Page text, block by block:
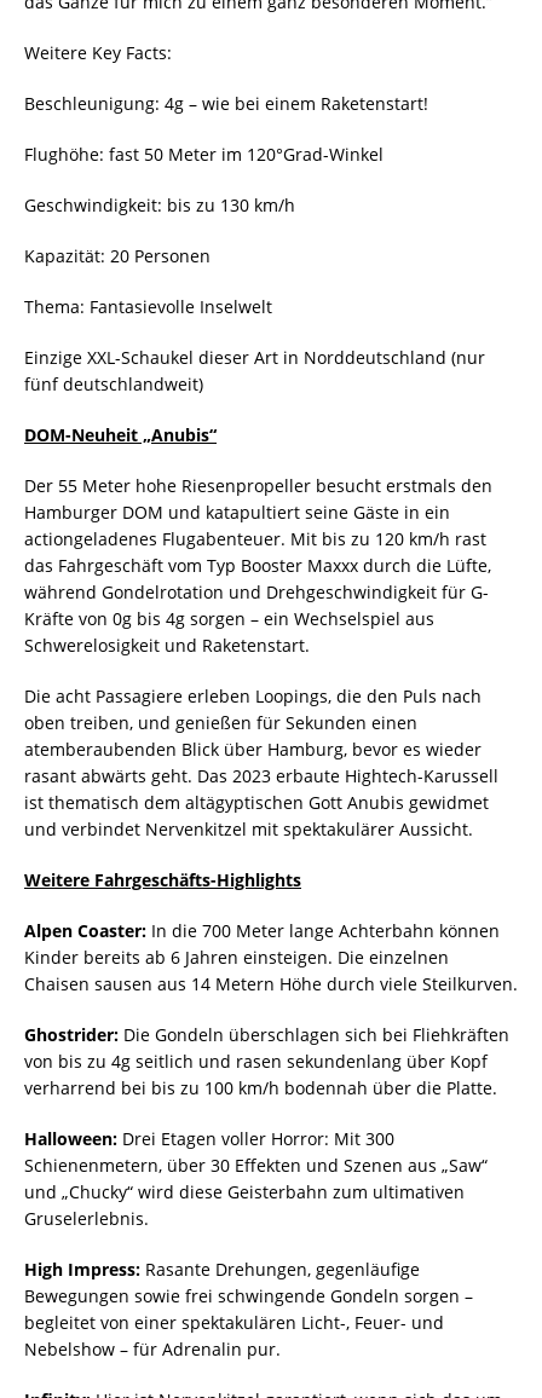
Weitere Key Facts:
Beschleunigung: 4g – wie bei einem Raketenstart!
Flughöhe: fast 50 Meter im 120°Grad-Winkel
Geschwindigkeit: bis zu 130 km/h
Kapazität: 20 Personen
Thema: Fantasievolle Inselwelt
Einzige XXL-Schaukel dieser Art in Norddeutschland (nur
fünf deutschlandweit)
DOM-Neuheit „Anubis“
Der 55 Meter hohe Riesenpropeller besucht erstmals den
Hamburger DOM und katapultiert seine Gäste in ein
actiongeladenes Flugabenteuer. Mit bis zu 120 km/h rast
das Fahrgeschäft vom Typ Booster Maxxx durch die Lüfte,
während Gondelrotation und Drehgeschwindigkeit für G-
Kräfte von 0g bis 4g sorgen – ein Wechselspiel aus
Schwerelosigkeit und Raketenstart.
Die acht Passagiere erleben Loopings, die den Puls nach
oben treiben, und genießen für Sekunden einen
atemberaubenden Blick über Hamburg, bevor es wieder
rasant abwärts geht. Das 2023 erbaute Hightech-Karussell
ist thematisch dem altägyptischen Gott Anubis gewidmet
und verbindet Nervenkitzel mit spektakulärer Aussicht.
Weitere Fahrgeschäfts-Highlights
Alpen Coaster: In die 700 Meter lange Achterbahn können
Kinder bereits ab 6 Jahren einsteigen. Die einzelnen
Chaisen sausen aus 14 Metern Höhe durch viele Steilkurven.
Ghostrider: Die Gondeln überschlagen sich bei Fliehkräften
von bis zu 4g seitlich und rasen sekundenlang über Kopf
verharrend bei bis zu 100 km/h bodennah über die Platte.
Halloween: Drei Etagen voller Horror: Mit 300
Schienenmetern, über 30 Effekten und Szenen aus „Saw“
und „Chucky“ wird diese Geisterbahn zum ultimativen
Gruselerlebnis.
High Impress: Rasante Drehungen, gegenläufige
Bewegungen sowie frei schwingende Gondeln sorgen –
begleitet von einer spektakulären Licht-, Feuer- und
Nebelshow – für Adrenalin pur.